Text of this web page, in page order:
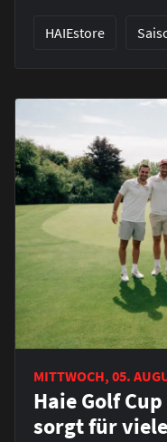
HAIEstore
MITTWOCH, 05.
Haie Golf
sorgt für